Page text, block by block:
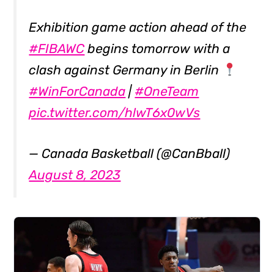
Exhibition game action ahead of the
#FIBAWC begins tomorrow with a
clash against Germany in Berlin
#WinForCanada | #OneTeam
pic.twitter.com/hlwT6x0wVs
— Canada Basketball (@CanBball)
August 8, 2023